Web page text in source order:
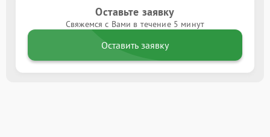
Оставьте заявку
Свяжемся с Вами в течение 5 минут
Оставить заявку